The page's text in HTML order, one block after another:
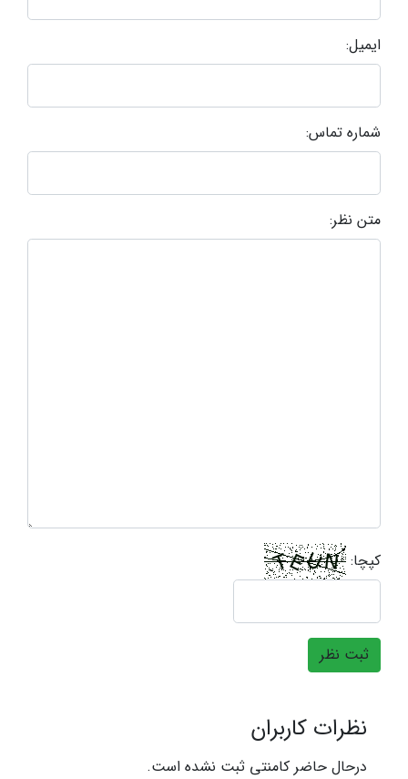
ایمیل:
شماره تماس:
متن نظر:
کپچا:
ثبت نظر
نظرات کاربران
درحال حاضر کامنتی ثبت نشده است.